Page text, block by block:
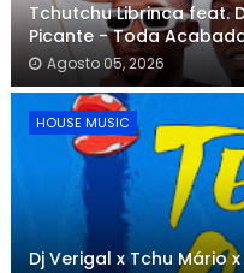
Tchutchu Librinca feat.
Picante - Toda
Agosto 05, 2026
HOUSE MUSIC
Dj Verigal x Tchu Mário